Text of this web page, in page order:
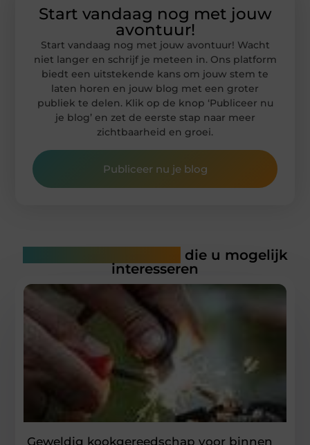
Start vandaag nog met jouw
avontuur!
Start vandaag nog met jouw avontuur! Wacht
niet langer en schrijf je meteen in. Ons platform
biedt een uitstekende kans om jouw stem te
laten horen en jouw blog met een groter
publiek te delen. Klik op de knop ‘Publiceer nu
je blog’ en zet de eerste stap naar meer
zichtbaarheid en groei.
Publiceer nu je blog
die u mogelijk
interesseren
Geweldig kookgereedschap voor binnen